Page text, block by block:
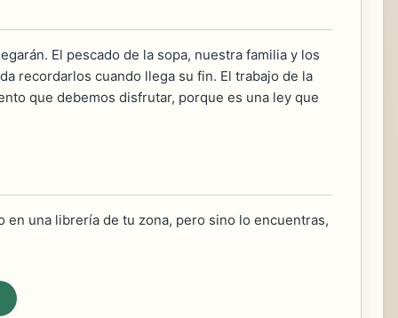
El pescado de la sopa, nuestra familia y los
recordarlos cuando llega su fin. El trabajo de la
que debemos disfrutar, porque es una ley que
una librería de tu zona, pero sino lo encuentras,